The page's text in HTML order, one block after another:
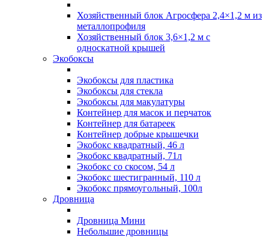
Хозяйственный блок Агросфера 2,4×1,2 м из
металлопрофиля
Хозяйственный блок 3,6×1,2 м с
односкатной крышей
Экобоксы
Экобоксы для пластика
Экобоксы для стекла
Экобоксы для макулатуры
Контейнер для масок и перчаток
Контейнер для батареек
Контейнер добрые крышечки
Экобокс квадратный, 46 л
Экобокс квадратный, 71л
Экобокс со скосом, 54 л
Экобокс шестигранный, 110 л
Экобокс прямоугольный, 100л
Дровница
Дровница Мини
Небольшие дровницы